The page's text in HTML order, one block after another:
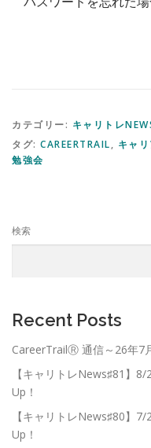
カテゴリー: キャリトレ
タグ: CAREERTRAIL, キャ
勉強会
検索
Recent Posts
CareerTrailⓇ 通信～26年7
【キャリトレNews♯81】
Up！
【キャリトレNews♯80】
Up！